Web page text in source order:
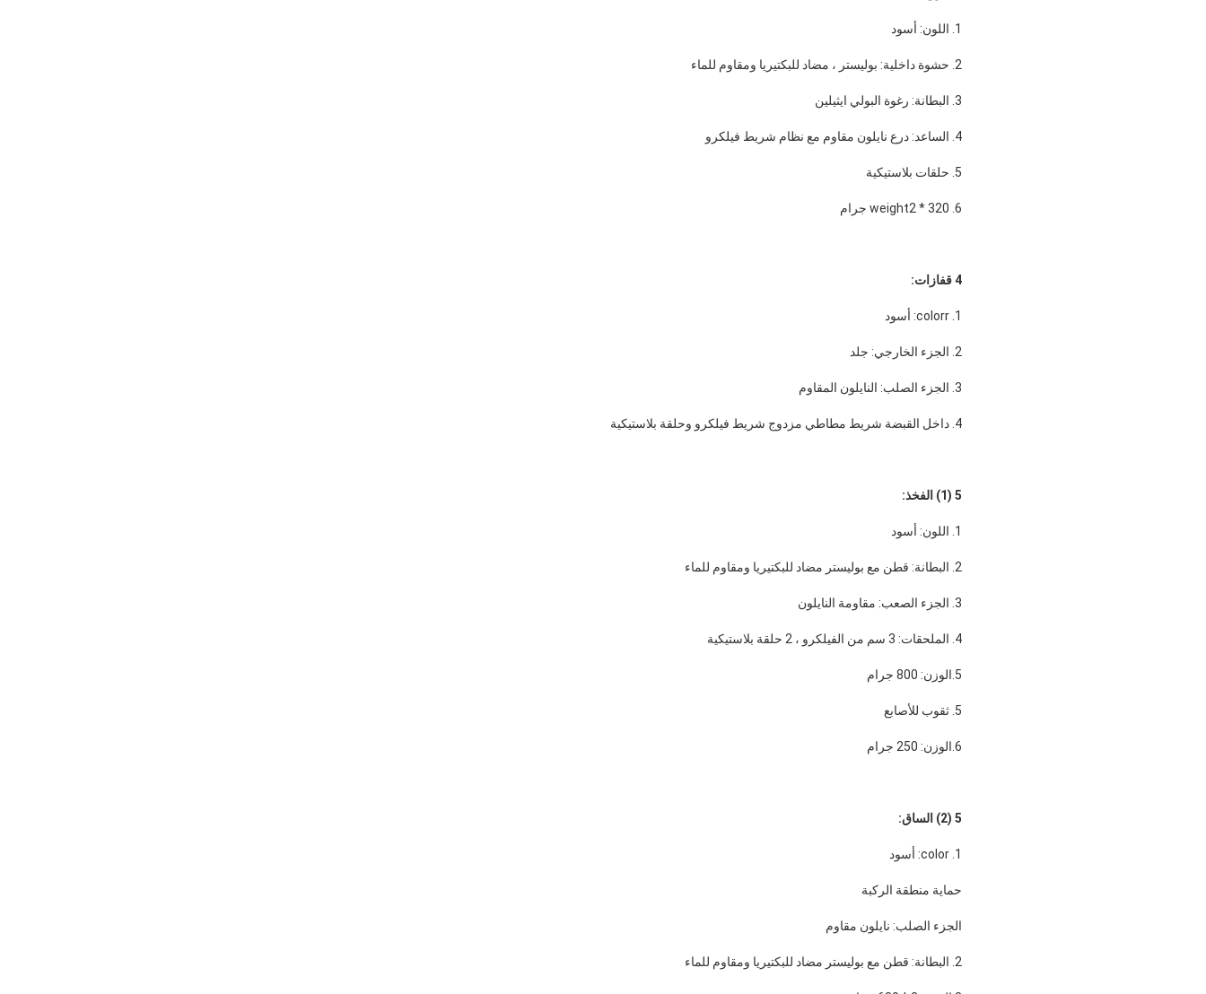
1. اللون: أسود
2. حشوة داخلية: بوليستر ، مضاد للبكتيريا ومقاوم للماء
3. البطانة: رغوة البولي ايثيلين
4. الساعد: درع نايلون مقاوم مع نظام شريط فيلكرو
5. حلقات بلاستيكية
6. weight2 * 320 جرام
4 قفازات:
1. colorr: أسود
2. الجزء الخارجي: جلد
3. الجزء الصلب: النايلون المقاوم
4. داخل القبضة شريط مطاطي مزدوج شريط فيلكرو وحلقة بلاستيكية
5 (1) الفخذ:
1. اللون: أسود
2. البطانة: قطن مع بوليستر مضاد للبكتيريا ومقاوم للماء
3. الجزء الصعب: مقاومة النايلون
4. الملحقات: 3 سم من الفيلكرو ، 2 حلقة بلاستيكية
5.الوزن: 800 جرام
5. ثقوب للأصابع
6.الوزن: 250 جرام
5 (2) الساق:
1. color: أسود
حماية منطقة الركبة
الجزء الصلب: نايلون مقاوم
2. البطانة: قطن مع بوليستر مضاد للبكتيريا ومقاوم للماء